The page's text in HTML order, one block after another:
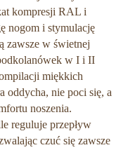
kompresji RAL i
nogom i stymulację
zawsze w świetnej
w I i II
miękkich
oddycha, nie poci się, a
noszenia.
reguluje przepływ
czuć się zawsze